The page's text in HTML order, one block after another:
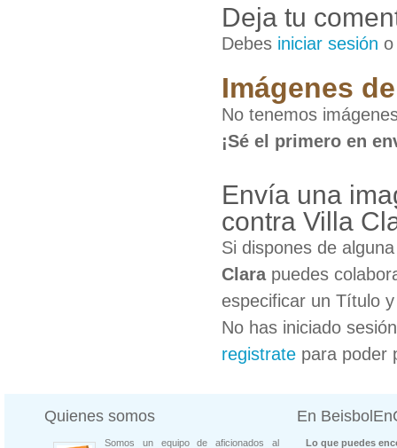
Deja tu
Debes iniciar sesión
Imágenes
No tenemos
¡Sé el primero en
Envía una
contra Villa
Si dispones de
Clarapuedes
especificar un Título
No has iniciado
registrate para poder
Quienes somos
Somos un equipo de aficionados al
En
Lo que puedes